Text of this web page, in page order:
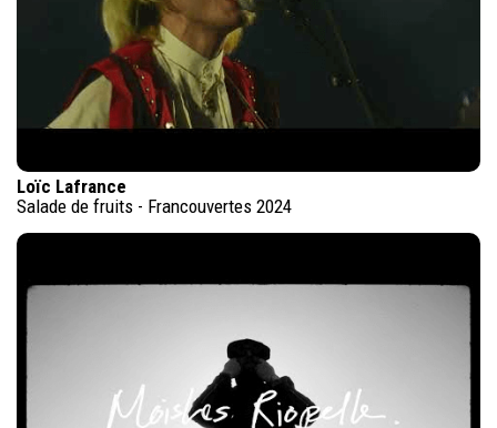
Loïc Lafrance
Salade de fruits - Francouvertes 2024